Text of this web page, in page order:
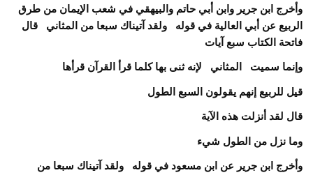
وأخرج ابن جرير وابن أبي حاتم والبيهقي في شعب الإيمان من طرق
الربيع عن أبي العالية في قوله ولقد آتيناك سبعا من المثاني قال
فاتحة الكتاب سبع آيات
وإنما سميت المثاني لإنه ثنى بها كلما قرأ القرآن قرأها
قيل للربيع إنهم يقولون السبع الطول
قال لقد أنزلت هذه الآية
وما نزل من الطول شيء
وأخرج ابن جرير عن ابن مسعود في قوله ولقد آتيناك سبعا من